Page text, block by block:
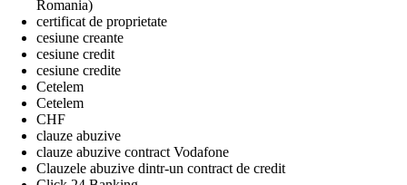
Romania)
certificat de proprietate
cesiune creante
cesiune credit
cesiune credite
Cetelem
Cetelem
CHF
clauze abuzive
clauze abuzive contract Vodafone
Clauzele abuzive dintr-un contract de credit